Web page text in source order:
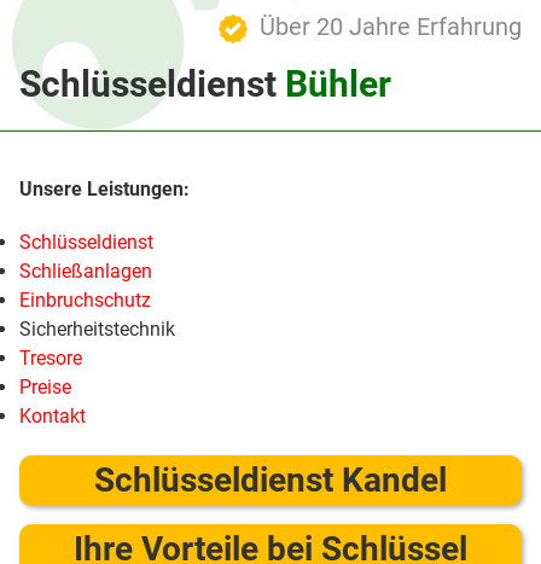
Über 20 Jahre Erfahrung
Schlüsseldienst Bühler
Schlüsseldienst
Schließanlagen
Einbruchschutz
Sicherheitstechnik
Tresore
Preise
Kontakt
Schlüsseldienst Kandel
Ihre Vorteile bei Schlüssel